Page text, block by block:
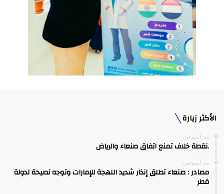
الأكثر زيارة
منذ أسبوعين
.نقطة خلاف تمنع اتفاق صنعاء والرياض
منذ أسبوعين
مصادر : صنعاء تطلق إنذار شديد اللهجة للإمارات وتوجه نصيحة لدولة
قطر